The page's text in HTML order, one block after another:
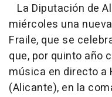
La Diputación de
miércoles una
Fraile, que se
que, por quinto año
música en directo a
(Alicante), en la